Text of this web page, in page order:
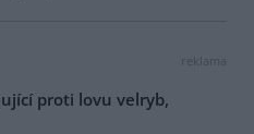
reklama
proti lovu velryb,